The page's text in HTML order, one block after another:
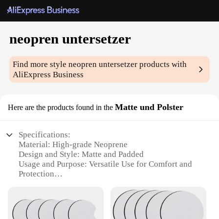
neopren untersetzer
Find more styleneopren untersetzer products with
AliExpress Business
Here are the products found in the Matte und Polster
Specifications:
Material: High-grade Neoprene
Design and Style: Matte and Padded
Usage and Purpose: Versatile Use for Comfort and
Protection
activities like yoga, exercise, or even as a cozy seat
cushion
Shape or Size or Weight or Quantity: Available in